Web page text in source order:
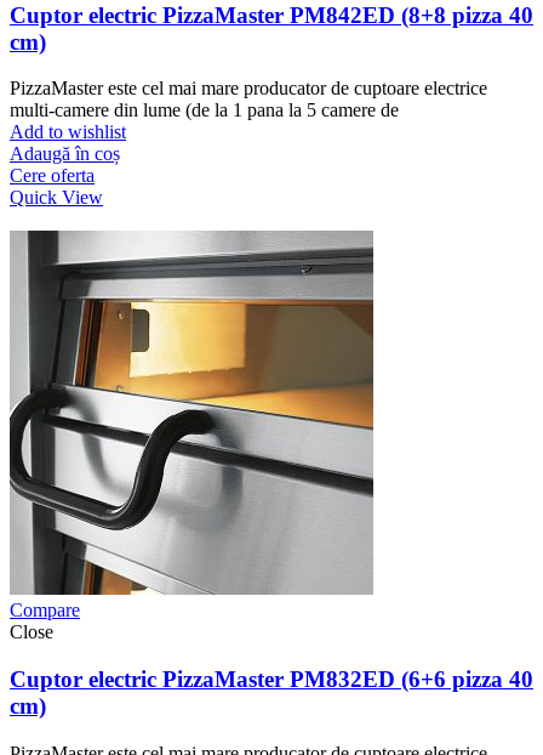
Cuptor electric PizzaMaster PM842ED (8+8 pizza 40
cm)
PizzaMaster este cel mai mare producator de cuptoare electrice
multi-camere din lume (de la 1 pana la 5 camere de
Add to wishlist
Adaugă în coș
Cere oferta
Quick View
Compare
Close
Cuptor electric PizzaMaster PM832ED (6+6 pizza 40
cm)